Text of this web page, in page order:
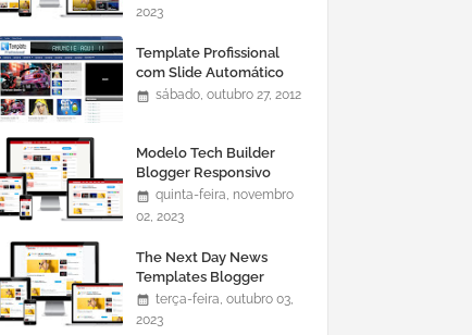
2023
Template Profissional
com Slide Automático
0465sábado, outubro 27, 2012
Modelo Tech Builder
Blogger Responsivo
quinta-feira, novembro
02, 2023
The Next Day News
Templates Blogger
Responsivo
terça-feira, outubro 03,
2023